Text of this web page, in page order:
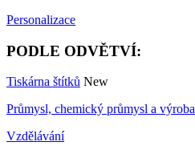
Personalizace
PODLE ODVĚTVÍ:
Tiskárna štítků New
Průmysl, chemický průmysl a výroba
Vzdělávání